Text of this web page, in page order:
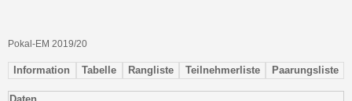
Pokal-EM 2019/20
Information Tabelle Rangliste Teilnehmerliste Paarungsliste